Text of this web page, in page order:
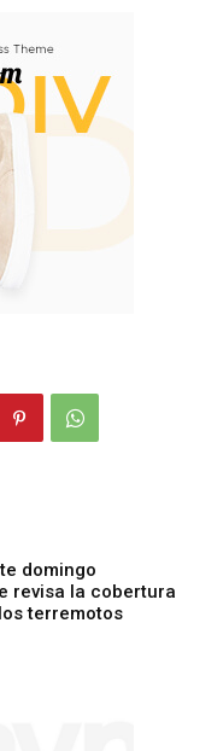
domingo
revisa la cobertura
terremotos